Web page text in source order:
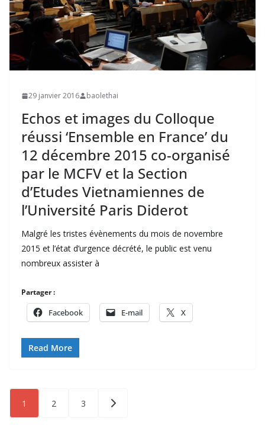
29 janvier 2016 baolethai
Echos et images du Colloque
réussi ‘Ensemble en France’ du
12 décembre 2015 co-organisé
par le MCFV et la Section
d’Etudes Vietnamiennes de
l’Université Paris Diderot
Malgré les tristes évènements du mois de novembre
2015 et l’état d’urgence décrété, le public est venu
nombreux assister à
Partager :
Facebook E-mail X
Read More
Pagination
1 2 3